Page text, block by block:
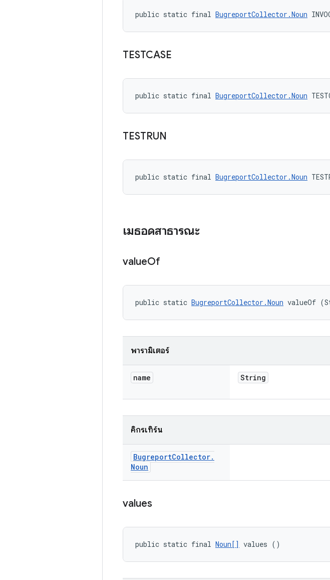
public static final BugreportCollector.Noun
TESTCASE
public static final BugreportCollector.Noun
TESTRUN
public static final BugreportCollector.Noun
เมธอดสาธารณะ
valueOf
public static BugreportCollector.Noun valueOf
พารามิเตอร์
name String
คิกรีเทิร์น
BugreportCollector.
Noun
values
public static final Noun[] values ()